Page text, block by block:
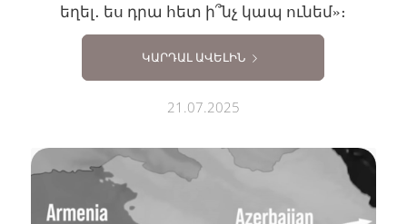
եղել․ ես դրա հետ ի՞նչ կապ ունեմ»։
ԿԱՐԴԱԼ ԱՎԵԼԻՆ
21.07.2025